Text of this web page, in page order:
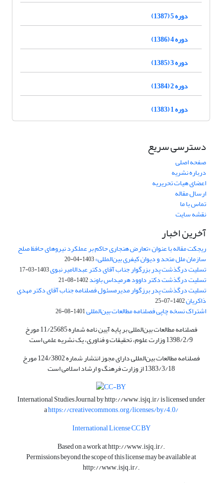
دوره 5 (1387)
دوره 4 (1386)
دوره 3 (1385)
دوره 2 (1384)
دوره 1 (1383)
دسترسی سریع
صفحه اصلی
درباره نشریه
اعضای هیات تحریریه
ارسال مقاله
تماس با ما
نقشه سایت
آخرین اخبار
ریجکت مقاله با عنوان «تعارض هنجاری حاکم بر عملکرد نیروهای حافظ صلح
سازمان ملل متحد و دیوان کیفری بین‌المللی»1403-04-20
تسلیت درگذشت پدر بزرگوار جناب آقای دکتر عبدالامیر نبوی1403-03-17
تسلیت درگذشت دکتر داوود هرمیداس باوند1402-08-21
تسلیت درگذشت پدر برزگوار مدیرمسئول فصلنامه جناب آقای دکتر مهدی
ذاکریان1402-07-25
اشتراک نسخه چاپی فصلنامه مطالعات بین‌المللی1401-08-26
فصلنامه مطالعات بین‌المللی بر پایه آیین نامه شماره 11/25685 مورخ
1398/2/9 وزارت علوم، تحقیقات و فناوری، یک نشریه علمی است
فصلنامه مطالعات بین‌المللی دارای مجوز انتشار شماره 124/3802 مورخ
1383/3/18 از وزارت فرهنگ و ارشاد اسلامی است
International Studies Journal byhttp://www.isjq.ir/is licensed under
ahttps://creativecommons.org/licenses/by/4.0/
International License CC BY
Based on a work athttp://www.isjq.ir/.
Permissions beyond the scope of this license may be available at
http://www.isjq.ir/.